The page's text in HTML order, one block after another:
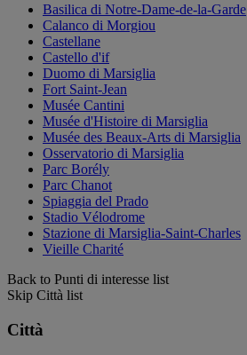
Basilica di Notre-Dame-de-la-Garde
Calanco di Morgiou
Castellane
Castello d'if
Duomo di Marsiglia
Fort Saint-Jean
Musée Cantini
Musée d'Histoire di Marsiglia
Musée des Beaux-Arts di Marsiglia
Osservatorio di Marsiglia
Parc Borély
Parc Chanot
Spiaggia del Prado
Stadio Vélodrome
Stazione di Marsiglia-Saint-Charles
Vieille Charité
Back to Punti di interesse list
Skip Città list
Città